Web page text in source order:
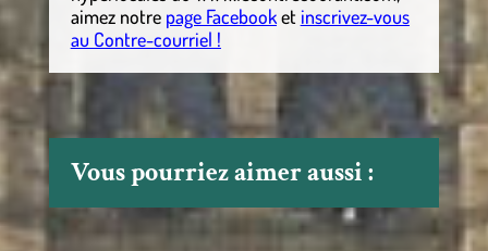
aimez notre page Facebooket inscrivez-vous
au Contre-courriel !
Vous pourriez aimer aussi :